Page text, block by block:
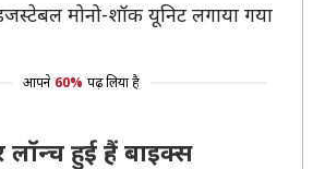
मोनो-शॉक यूनिट लगाया गया
आपने 60% पढ़ लिया है
हुई हैं बाइक्स